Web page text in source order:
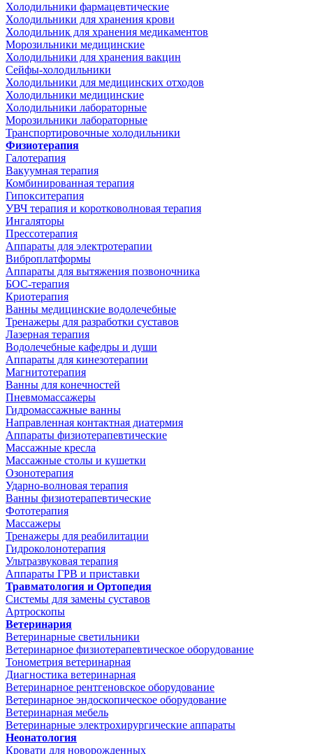
Холодильники фармацевтические
Холодильники для хранения крови
Холодильник для хранения медикаментов
Морозильники медицинские
Холодильники для хранения вакцин
Сейфы-холодильники
Холодильники для медицинских отходов
Холодильники медицинские
Холодильники лабораторные
Морозильники лабораторные
Транспортировочные холодильники
Физиотерапия
Галотерапия
Вакуумная терапия
Комбинированная терапия
Гипокситерапия
УВЧ терапия и коротковолновая терапия
Ингаляторы
Прессотерапия
Аппараты для электротерапии
Виброплатформы
Аппараты для вытяжения позвоночника
БОС-терапия
Криотерапия
Ванны медицинские водолечебные
Тренажеры для разработки суставов
Лазерная терапия
Водолечебные кафедры и души
Аппараты для кинезотерапии
Магнитотерапия
Ванны для конечностей
Пневмомассажеры
Гидромассажные ванны
Направленная контактная диатермия
Аппараты физиотерапевтические
Массажные кресла
Массажные столы и кушетки
Озонотерапия
Ударно-волновая терапия
Ванны физиотерапевтические
Фототерапия
Массажеры
Тренажеры для реабилитации
Гидроколонотерапия
Ультразвуковая терапия
Аппараты ГРВ и приставки
Травматология и Ортопедия
Системы для замены суставов
Артроскопы
Ветеринария
Ветеринарные светильники
Ветеринарное физиотерапевтическое оборудование
Тонометрия ветеринарная
Диагностика ветеринарная
Ветеринарное рентгеновское оборудование
Ветеринарное эндоскопическое оборудование
Ветеринарная мебель
Ветеринарные электрохирургические аппараты
Неонатология
Кровати для новорожденных